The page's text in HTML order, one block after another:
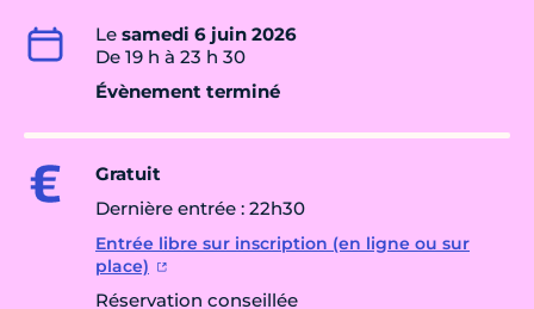
Le samedi 6 juin 2026
De 19 h à 23 h 30
Évènement terminé
Gratuit
Dernière entrée : 22h30
Entrée libre sur inscription (en ligne ou sur
place)
Réservation conseillée